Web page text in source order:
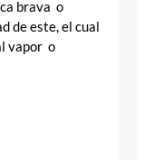
brava o
de este, el cual
vapor o